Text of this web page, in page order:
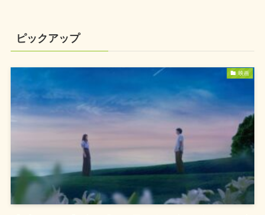
ピックアップ
映画